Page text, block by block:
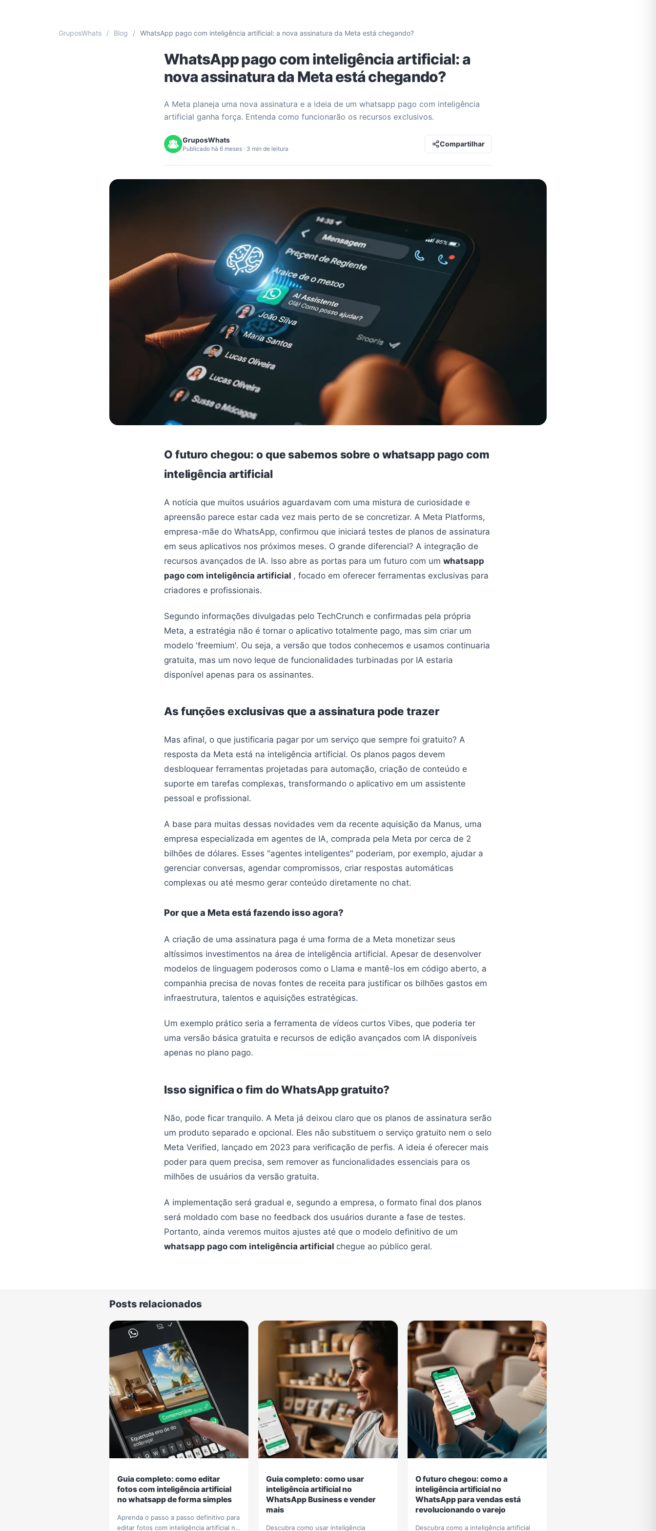
GruposWhats / Blog / WhatsApp pago com inteligência artificial: a nova assinatura da Meta está chegando?
WhatsApp pago com inteligência artificial: a
nova assinatura da Meta está chegando?
A Meta planeja uma nova assinatura e a ideia de um whatsapp pago com inteligência
artificial ganha força. Entenda como funcionarão os recursos exclusivos.
GruposWhats
Publicado há 6 meses · 3 min de leitura
Compartilhar
O futuro chegou: o que sabemos sobre o whatsapp pago com
inteligência artificial
A notícia que muitos usuários aguardavam com uma mistura de curiosidade e
apreensão parece estar cada vez mais perto de se concretizar. A Meta Platforms,
empresa-mãe do WhatsApp, confirmou que iniciará testes de planos de assinatura
em seus aplicativos nos próximos meses. O grande diferencial? A integração de
recursos avançados de IA. Isso abre as portas para um futuro com um whatsapp
pago com inteligência artificial , focado em oferecer ferramentas exclusivas para
criadores e profissionais.
Segundo informações divulgadas pelo TechCrunch e confirmadas pela própria
Meta, a estratégia não é tornar o aplicativo totalmente pago, mas sim criar um
modelo 'freemium'. Ou seja, a versão que todos conhecemos e usamos continuaria
gratuita, mas um novo leque de funcionalidades turbinadas por IA estaria
disponível apenas para os assinantes.
As funções exclusivas que a assinatura pode trazer
Mas afinal, o que justificaria pagar por um serviço que sempre foi gratuito? A
resposta da Meta está na inteligência artificial. Os planos pagos devem
desbloquear ferramentas projetadas para automação, criação de conteúdo e
suporte em tarefas complexas, transformando o aplicativo em um assistente
pessoal e profissional.
A base para muitas dessas novidades vem da recente aquisição da Manus, uma
empresa especializada em agentes de IA, comprada pela Meta por cerca de 2
bilhões de dólares. Esses "agentes inteligentes" poderiam, por exemplo, ajudar a
gerenciar conversas, agendar compromissos, criar respostas automáticas
complexas ou até mesmo gerar conteúdo diretamente no chat.
Por que a Meta está fazendo isso agora?
A criação de uma assinatura paga é uma forma de a Meta monetizar seus
altíssimos investimentos na área de inteligência artificial. Apesar de desenvolver
modelos de linguagem poderosos como o Llama e mantê-los em código aberto, a
companhia precisa de novas fontes de receita para justificar os bilhões gastos em
infraestrutura, talentos e aquisições estratégicas.
Um exemplo prático seria a ferramenta de vídeos curtos Vibes, que poderia ter
uma versão básica gratuita e recursos de edição avançados com IA disponíveis
apenas no plano pago.
Isso significa o fim do WhatsApp gratuito?
Não, pode ficar tranquilo. A Meta já deixou claro que os planos de assinatura serão
um produto separado e opcional. Eles não substituem o serviço gratuito nem o selo
Meta Verified, lançado em 2023 para verificação de perfis. A ideia é oferecer mais
poder para quem precisa, sem remover as funcionalidades essenciais para os
milhões de usuários da versão gratuita.
A implementação será gradual e, segundo a empresa, o formato final dos planos
será moldado com base no feedback dos usuários durante a fase de testes.
Portanto, ainda veremos muitos ajustes até que o modelo definitivo de um
whatsapp pago com inteligência artificial chegue ao público geral.
Posts relacionados
Guia completo: como editar
fotos com inteligência artificial
no whatsapp de forma simples
Aprenda o passo a passo definitivo para
editar fotos com inteligência artificial no
Guia completo: como usar
inteligência artificial no
WhatsApp Business e vender
mais
Descubra como usar inteligência
O futuro chegou: como a
inteligência artificial no
WhatsApp para vendas está
revolucionando o varejo
Descubra como a inteligência artificial